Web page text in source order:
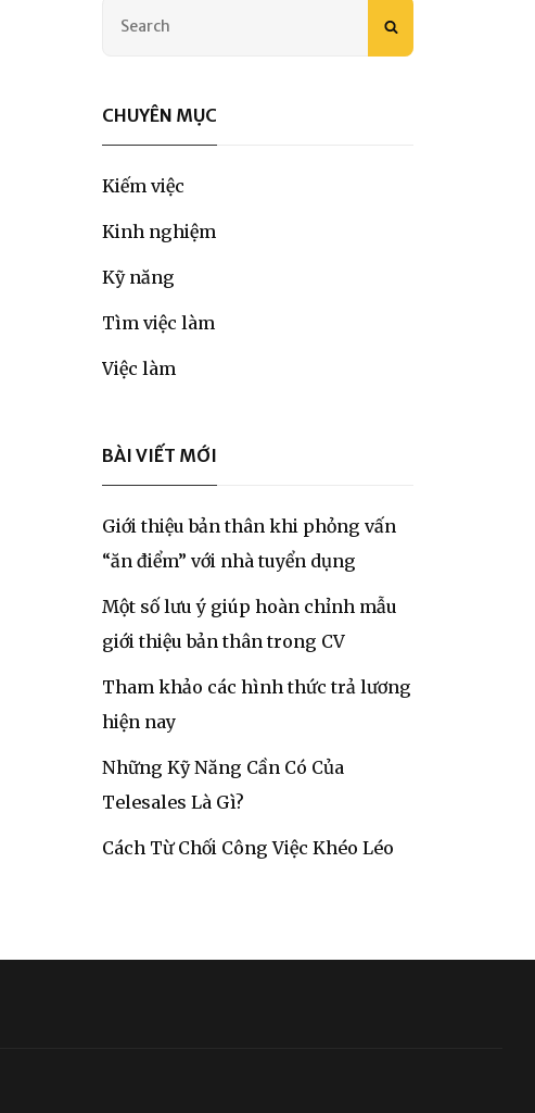
CHUYÊN MỤC
Kiếm việc
Kinh nghiệm
Kỹ năng
Tìm việc làm
Việc làm
BÀI VIẾT MỚI
Giới thiệu bản thân khi phỏng vấn
“ăn điểm” với nhà tuyển dụng
Một số lưu ý giúp hoàn chỉnh mẫu
giới thiệu bản thân trong CV
Tham khảo các hình thức trả lương
hiện nay
Những Kỹ Năng Cần Có Của
Telesales Là Gì?
Cách Từ Chối Công Việc Khéo Léo